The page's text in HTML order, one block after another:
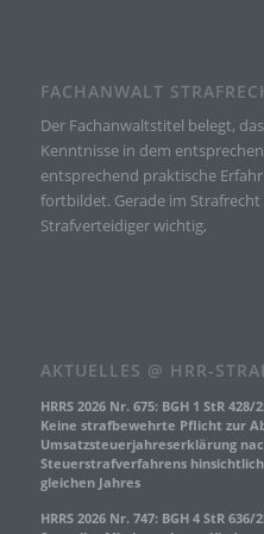
FACHANWALT
Der Fachanwaltstitel belegt,
Kenntnisse in dem
entsprechend praktische
fortbildet. Gerade im
Strafverteidiger wichtig,
AKTUELLES @ HRR-
HRRS 2026 Nr. 675: BGH 1 StR
Keine strafbewehrte Pflicht zur
Umsatzsteuerjahreserklärung
Steuerstrafverfahrens
gleichen Jahres
HRRS 2026 Nr. 747: BGH 4 StR
personenbezogenen Daten
beziehen, zu bewerten,
Arbeitsleistung,
persönlicher Vorlieben,
Verhalten, Aufenthaltsort
Person zu analysieren oder
mehr einer spezifischen
werden können, sofern diese
gesondert aufbewahrt
organisatorischen
gewährleisten, dass die
einer identifizierten oder
zugewiesen werden.